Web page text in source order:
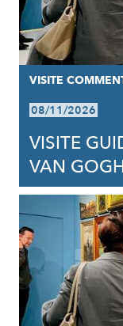
VISITE
08/11/2026
VISITE
VAN